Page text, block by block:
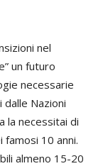
nel
un futuro
necessarie
Nazioni
la necessitai di
10 anni.
almeno 15-20